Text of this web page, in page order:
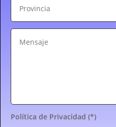
Política de Privacidad (*)